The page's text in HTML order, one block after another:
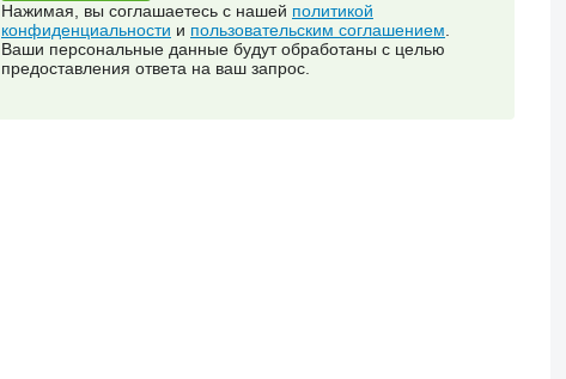
Нажимая, вы соглашаетесь с нашей политикой
конфиденциальности и пользовательским соглашением
Ваши персональные данные будут обработаны с целью
предоставления ответа на ваш запрос.